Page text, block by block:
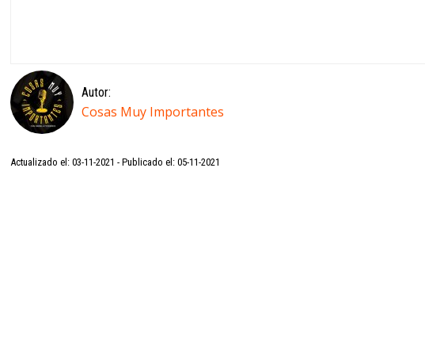
Autor:
Cosas Muy Importantes
Actualizado el: 03-11-2021 Publicado el: 05-11-2021